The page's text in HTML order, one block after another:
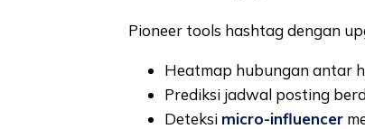
Pioneer tools hashtag dengan
Heatmap hubungan antar
Prediksi jadwal posting
Deteksi micro-influencer